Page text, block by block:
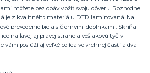
môžete bez obáv vložiť svoju dôveru. Rozhodne
je z kvalitného materiálu DTD laminovaná. Na
prevedenie biela s čiernymi doplnkami. Skriňa
na ľavej aj pravej strane a vešiakovú tyč v
vám poslúži aj veľké polica vo vrchnej časti a dva